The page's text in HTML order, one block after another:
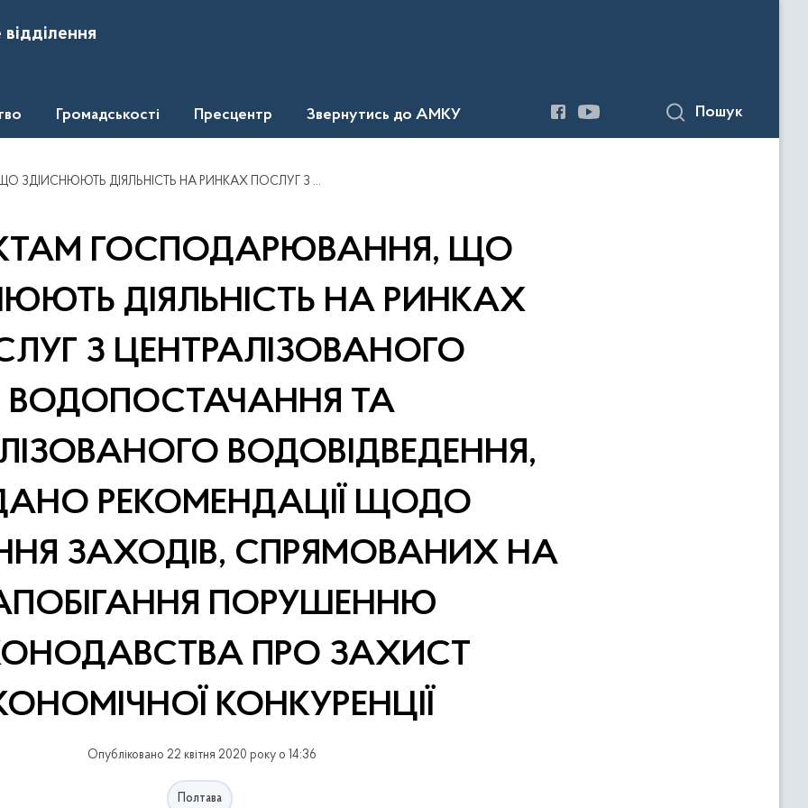
Громадськості Пресцентр Звернутись до АМКУ Пошук
ВОДОВІДВЕДЕННЯ, НАДАНО РЕКОМЕНДАЦІЇ ЩОДО ЗДІЙСНЕННЯ ЗАХОДІВ, СПРЯМОВАНИХ НА ЗАПОБІГАННЯ ПОРУШЕННЮ ЗАКОНОДАВСТВА ПРО ЗАХИСТ ЕКОНОМІЧНОЇ КОНКУРЕНЦІЇ
ГОСПОДАРЮВАННЯ, ЩО
ДІЯЛЬНІСТЬ НА РИНКАХ
З ЦЕНТРАЛІЗОВАНОГО
ВОДОПОСТАЧАННЯ ТА
ВОДОВІДВЕДЕННЯ,
РЕКОМЕНДАЦІЇ ЩОДО
ЗАХОДІВ, СПРЯМОВАНИХ НА
ПОРУШЕННЮ
ПРО ЗАХИСТ
КОНКУРЕНЦІЇ
Опубліковано 22 квітня 2020 року о 14:36
Полтава